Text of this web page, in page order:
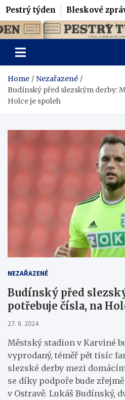
Pestrý týden Bleskové
Skip
to
content
Pestrý Týden
Home
Nezařazené
Budínský před slezským derby:
Holce je spoleh
NEZAŘAZENÉ
Budínský před
potřebuje čísla, na
27. 8. 2024
Městský stadion v Karviné
vyprodaný, téměř pět tisíc
slezské derby mezi
se díky podpoře bude
v Ostravě. Lukáš Budínský,